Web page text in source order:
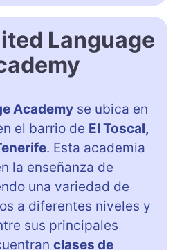
Language
Academy se ubica en
el barrio de El Toscal,
. Esta academia
la enseñanza de
una variedad de
a diferentes niveles y
sus principales
clases de